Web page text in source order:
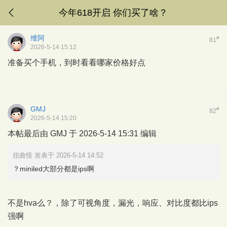
今年618开启 你们买了啥？
81#
维阿
2026-5-14 15:12
准备买个手机，到时看看哪家价格好点
82#
GMJ
2026-5-14 15:20
本帖最后由 GMJ 于 2026-5-14 15:31 编辑
扭曲怪 发表于 2026-5-14 14:52
？miniled大部分都是ips啊
不是hva么？，除了可视角度，漏光，响应、对比度都比ips
强啊